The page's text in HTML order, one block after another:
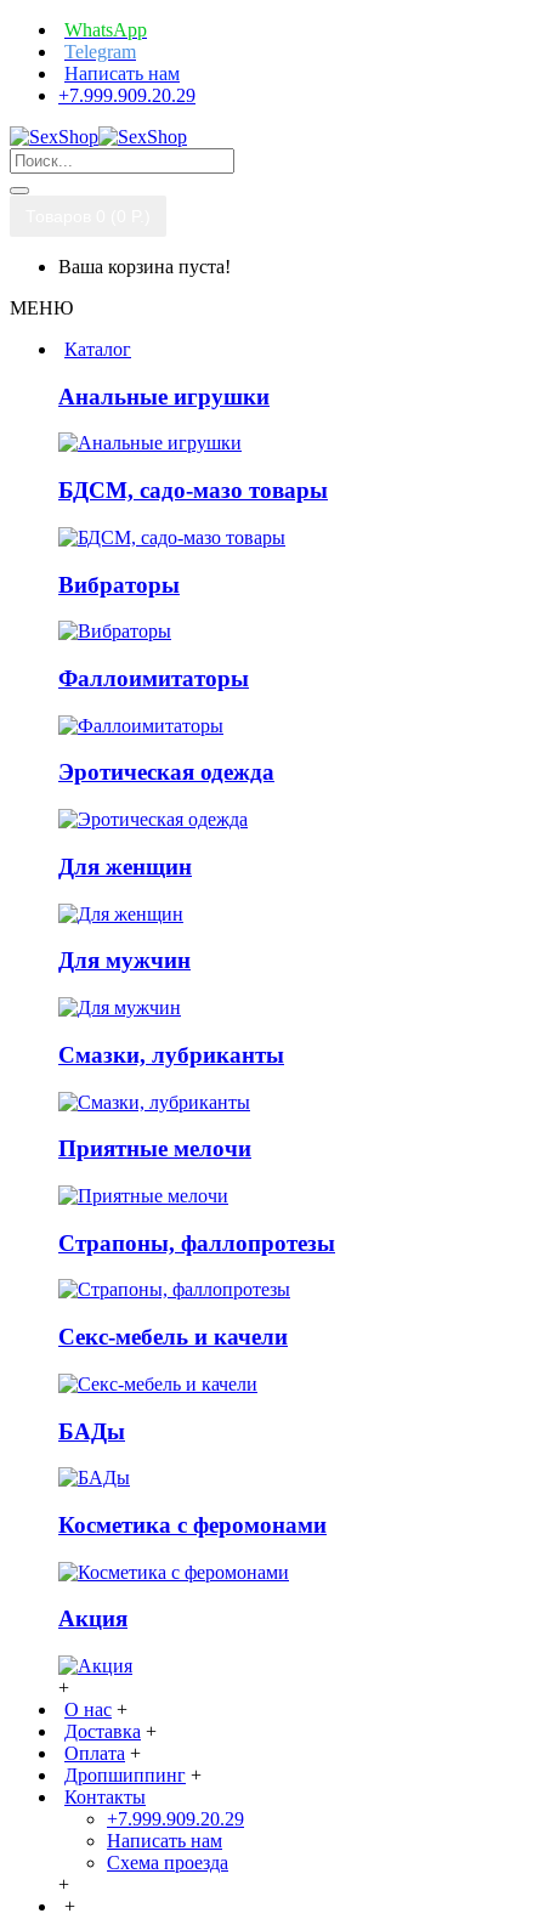
WhatsApp
Telegram
Написать нам
+7.999.909.20.29
Ваша корзина пуста!
МЕНЮ
Каталог
Анальные игрушки
БДСМ, садо-мазо товары
Вибраторы
Фаллоимитаторы
Эротическая одежда
Для женщин
Для мужчин
Смазки, лубриканты
Приятные мелочи
Страпоны, фаллопротезы
Секс-мебель и качели
БАДы
Косметика с феромонами
Акция
+
О нас +
Доставка +
Оплата +
Дропшиппинг +
Контакты
+7.999.909.20.29
Написать нам
Схема проезда
+
+